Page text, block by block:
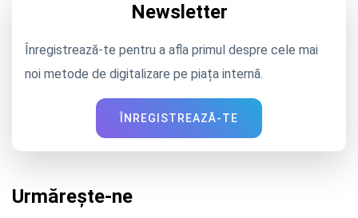
Newsletter
Înregistrează-te pentru a afla primul despre cele mai
noi metode de digitalizare pe piața internă.
ÎNREGISTREAZĂ-TE
Urmărește-ne